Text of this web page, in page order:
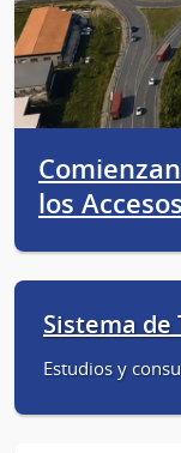
los
Sistema
Estudios y